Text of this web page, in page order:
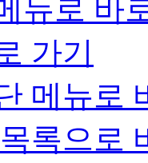
뉴로 바
가기
메뉴로
록으로